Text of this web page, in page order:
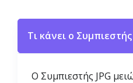
Τι κάνει ο Συμπιεστής
Ο Συμπιεστής JPG